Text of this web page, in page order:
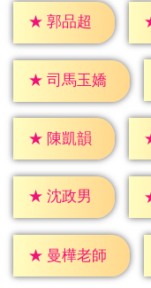
★ 郭品超
★ 司馬玉嬌
★ 陳凱韻
★ 沈政男
★ 曼樺老師